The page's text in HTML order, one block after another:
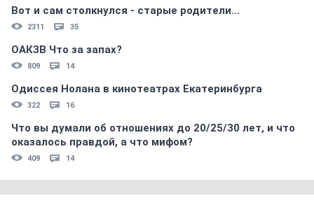
Вот и сам столкнулся - старые родители...
2311 35
ОАКЗВ Что за запах?
809 14
Одиссея Нолана в кинотеатрах Екатеринбурга
322 16
Что вы думали об отношениях до 20/25/30 лет, и что
оказалось правдой, а что мифом?
409 14